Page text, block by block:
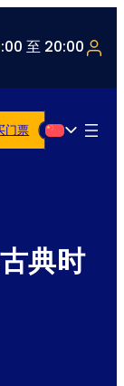
至 20:00
简体中文
买门票
典时